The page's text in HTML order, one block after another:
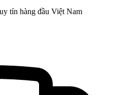
tín hàng đầu Việt Nam